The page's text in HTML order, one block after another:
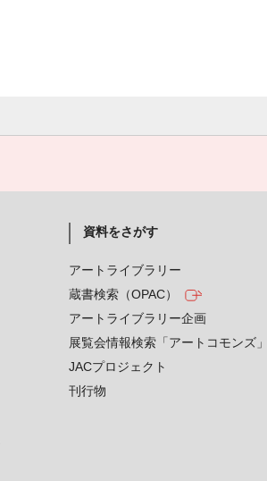
資料をさがす
アートライブラリー
蔵書検索（OPAC）
アートライブラリー企画
展覧会情報検索「アートコモンズ」
JACプロジェクト
刊行物